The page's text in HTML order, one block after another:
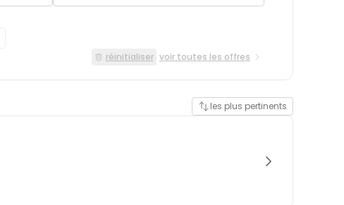
réinitialiser voir toutes les offres
les plus pertinents